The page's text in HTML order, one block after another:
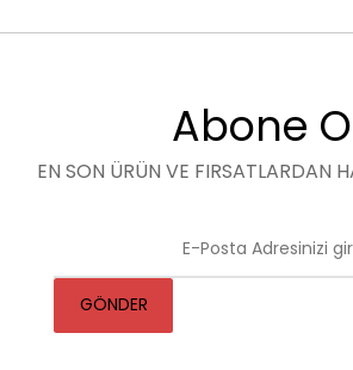
Abone
EN SON ÜRÜN VE FIRSATLARDAN
GÖNDER